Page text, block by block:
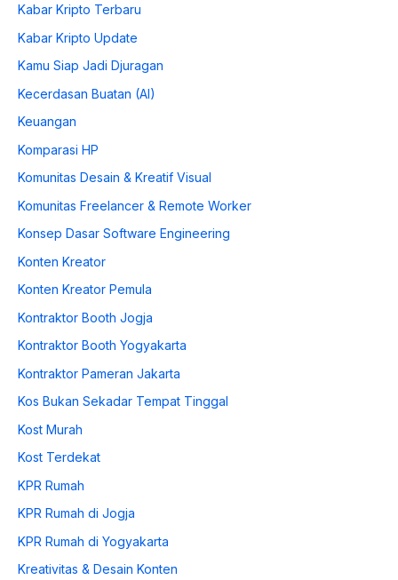
Kabar Kripto Terbaru
Kabar Kripto Update
Kamu Siap Jadi Djuragan
Kecerdasan Buatan (AI)
Keuangan
Komparasi HP
Komunitas Desain & Kreatif Visual
Komunitas Freelancer & Remote Worker
Konsep Dasar Software Engineering
Konten Kreator
Konten Kreator Pemula
Kontraktor Booth Jogja
Kontraktor Booth Yogyakarta
Kontraktor Pameran Jakarta
Kos Bukan Sekadar Tempat Tinggal
Kost Murah
Kost Terdekat
KPR Rumah
KPR Rumah di Jogja
KPR Rumah di Yogyakarta
Kreativitas & Desain Konten